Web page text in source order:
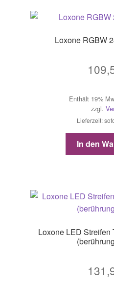
Loxone RGBW
Enthält 19%
zzgl.
Lieferzeit:
In den
Loxone LED Streifen